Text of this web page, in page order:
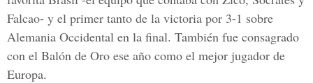
Falcao- y el primer tanto de la victoria por 3-1 sobre
Alemania Occidental en la final. También fue consagrado
con el Balón de Oro ese año como el mejor jugador de
Europa.